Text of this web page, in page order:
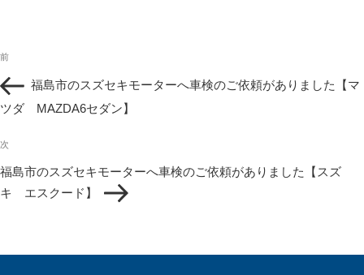
稿
ナ
ビ
ゲ
シ
ョ
ン
過
の
投
前
福島市のスズセキモーターへ車検のご依頼がありました【マ
ツダ MAZDA6セダン】
次
投
稿
次
福島市のスズセキモーターへ車検のご依頼がありました【スズ
キ エスクード】